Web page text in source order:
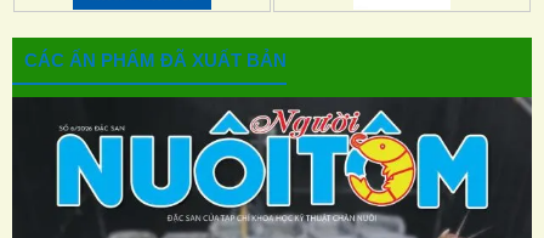
CÁC ẤN PHẨM ĐÃ XUẤT BẢN